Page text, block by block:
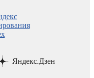
Яндекс.Дзен